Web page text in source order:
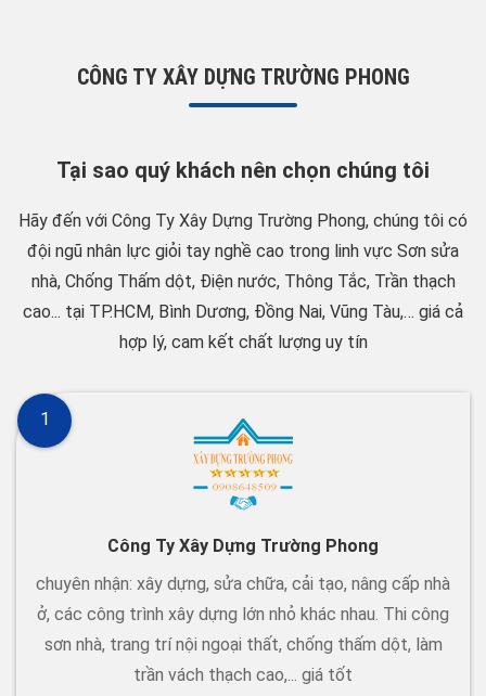
CÔNG TY XÂY DỰNG TRƯỜNG PHONG
Tại sao quý khách nên chọn chúng tôi
Hãy đến với Công Ty Xây Dựng Trường Phong, chúng tôi có
đội ngũ nhân lực giỏi tay nghề cao trong linh vực Sơn sửa
nhà, Chống Thấm dột, Điện nước, Thông Tắc, Trần thạch
cao... tại TP.HCM, Bình Dương, Đồng Nai, Vũng Tàu,… giá cả
hợp lý, cam kết chất lượng uy tín
Công Ty Xây Dựng Trường Phong
chuyên nhận: xây dựng, sửa chữa, cải tạo, nâng cấp nhà
ở, các công trình xây dựng lớn nhỏ khác nhau. Thi công
sơn nhà, trang trí nội ngoại thất, chống thấm dột, làm
trần vách thạch cao,... giá tốt
1